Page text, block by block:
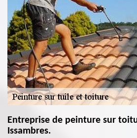
Entreprise de peinture sur
Issambres.